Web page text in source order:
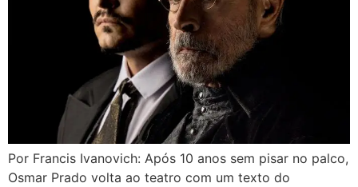
Por Francis Ivanovich: Após 10 anos sem pisar no palco,
Osmar Prado volta ao teatro com um texto do